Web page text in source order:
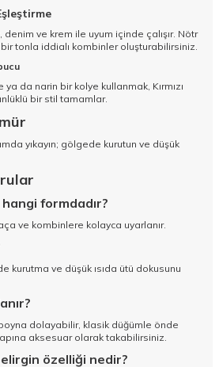
denim ve krem ile uyum içinde çalışır. Nötr
tonla iddialı kombinler oluşturabilirsiniz.
da narin bir kolye kullanmak, Kırmızı
bir stil tamamlar.
yıkayın; gölgede kurutun ve düşük
hangi formdadır?
ve kombinlere kolayca uyarlanır.
kurutma ve düşük ısıda ütü dokusunu
dolayabilir, klasik düğümle önde
aksesuar olarak takabilirsiniz.
özelliği nedir?